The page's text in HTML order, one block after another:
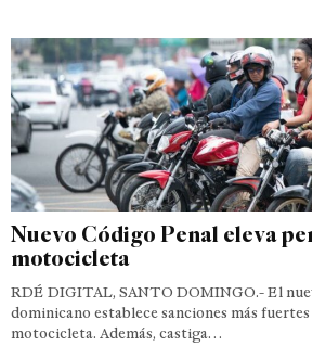
Nuevo Código Penal eleva
motocicleta
RDÉ DIGITAL, SANTO DOMINGO.- El
dominicano establece sanciones más
motocicleta. Además, castiga…